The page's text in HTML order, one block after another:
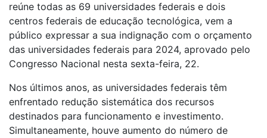
reúne todas as 69 universidades federais e dois
centros federais de educação tecnológica, vem a
público expressar a sua indignação com o orçamento
das universidades federais para 2024, aprovado pelo
Congresso Nacional nesta sexta-feira, 22.
Nos últimos anos, as universidades federais têm
enfrentado redução sistemática dos recursos
destinados para funcionamento e investimento.
Simultaneamente, houve aumento do número de